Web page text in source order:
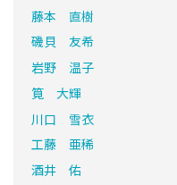
藤本 直樹
磯貝 友希
岩野 温子
筧 大輝
川口 雪衣
工藤 亜稀
酒井 佑